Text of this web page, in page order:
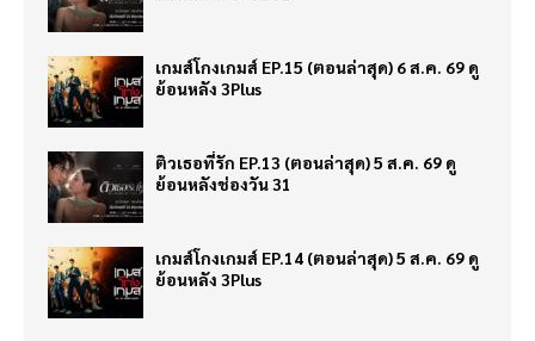
เกมส์โกงเกมส์ EP.15 (ตอนล่าสุด) 6 ส.ค. 69 ดู
ย้อนหลัง 3Plus
ติวเธอที่รัก EP.13 (ตอนล่าสุด) 5 ส.ค. 69 ดู
ย้อนหลังช่องวัน 31
เกมส์โกงเกมส์ EP.14 (ตอนล่าสุด) 5 ส.ค. 69 ดู
ย้อนหลัง 3Plus